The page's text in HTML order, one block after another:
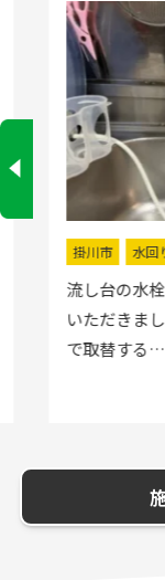
掛川市 水回りリ
流し台の水栓
いただきまし
で取替する…